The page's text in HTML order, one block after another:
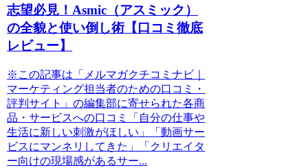
志望必見！Asmic（アスミック）
の全貌と使い倒し術【口コミ徹底
レビュー】
※この記事は「メルマガクチコミナビ｜
マーケティング担当者のための口コミ・
評判サイト」の編集部に寄せられた各商
品・サービスへの口コミ「自分の仕事や
生活に新しい刺激がほしい」「動画サー
ビスにマンネリしてきた」「クリエイタ
ー向けの現場感があるサー...